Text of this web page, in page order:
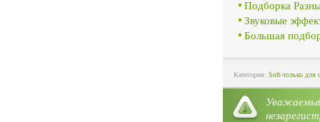
Подборка
Звуковые
Большая
Категория: Soft-только для